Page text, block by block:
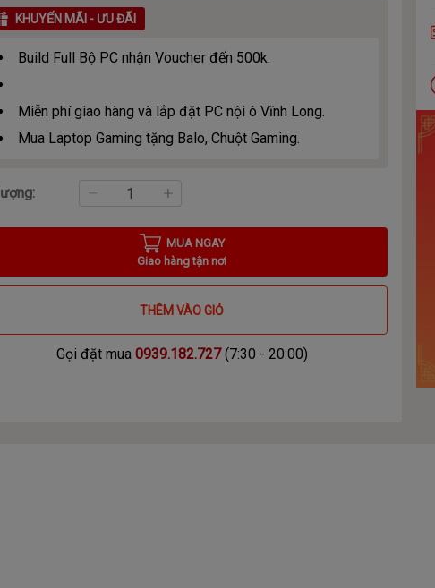
KHUYẾN MÃI - ƯU ĐÃI
Build Full Bộ PC nhận Voucher đến 500k.
Miễn phí giao hàng và lắp đặt PC nội ô Vĩnh Long.
Mua Laptop Gaming tặng Balo, Chuột Gaming.
MUA NGAY
Giao hàng tận nơi
THÊM VÀO GIỎ
Gọi đặt mua 0939.182.727(7:30 - 20:00)